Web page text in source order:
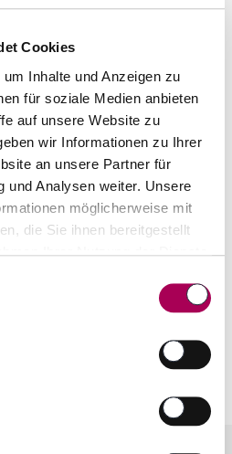
Cookies
Inhalte und Anzeigen zu
für soziale Medien anbieten
auf unsere Website zu
wir Informationen zu Ihrer
an unsere Partner für
und Analysen weiter. Unsere
möglicherweise mit
die Sie ihnen bereitgestellt
Ihrer Nutzung der Dienste
- Coruja
Warenkorb